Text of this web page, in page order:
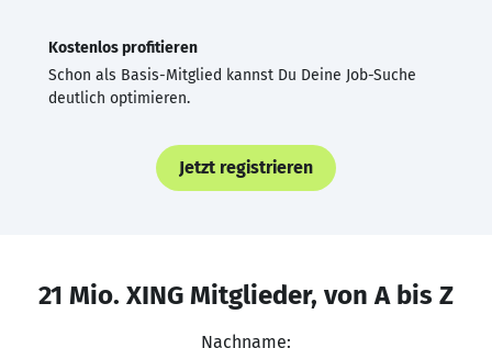
Kostenlos profitieren
Schon als Basis-Mitglied kannst Du Deine Job-Suche
deutlich optimieren.
Jetzt registrieren
21 Mio. XING Mitglieder, von A bis Z
Nachname: